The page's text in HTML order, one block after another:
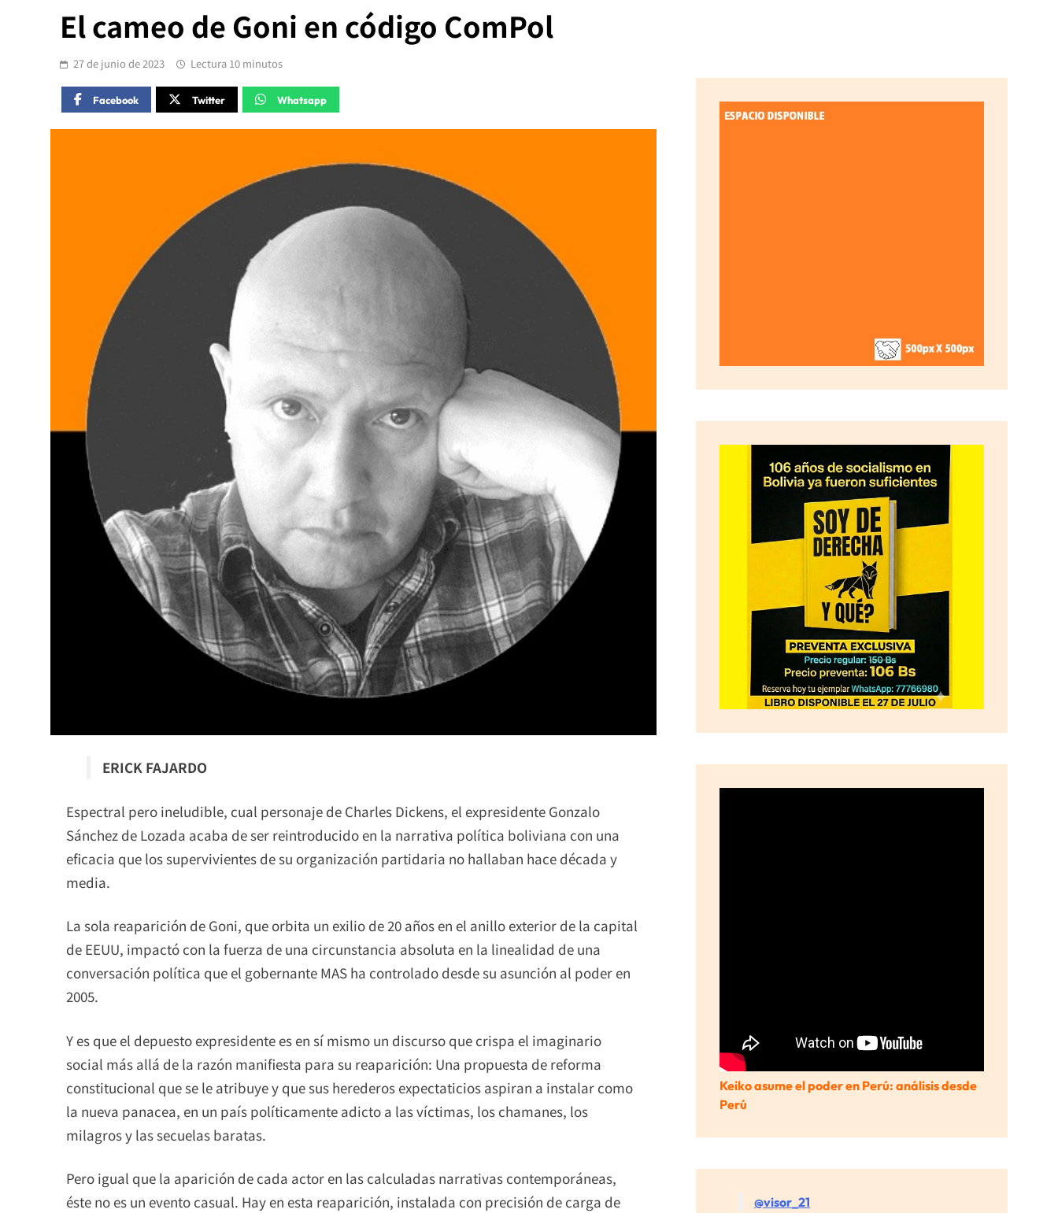
El cameo de Goni en código ComPol
27 de junio de 2023 Lectura 10 minutos
Facebook Twitter Whatsapp
ERICK FAJARDO
Espectral pero ineludible, cual personaje de Charles Dickens, el expresidente Gonzalo
Sánchez de Lozada acaba de ser reintroducido en la narrativa política boliviana con una
eficacia que los supervivientes de su organización partidaria no hallaban hace década y
media.
La sola reaparición de Goni, que orbita un exilio de 20 años en el anillo exterior de la capital
de EEUU, impactó con la fuerza de una circunstancia absoluta en la linealidad de una
conversación política que el gobernante MAS ha controlado desde su asunción al poder en
2005.
Y es que el depuesto expresidente es en sí mismo un discurso que crispa el imaginario
social más allá de la razón manifiesta para su reaparición: Una propuesta de reforma
constitucional que se le atribuye y que sus herederos expectaticios aspiran a instalar como
la nueva panacea, en un país políticamente adicto a las víctimas, los chamanes, los
milagros y las secuelas baratas.
Pero igual que la aparición de cada actor en las calculadas narrativas contemporáneas,
éste no es un evento casual. Hay en esta reaparición, instalada con precisión de carga de
Keiko asume el poder en Perú: análisis desde
Perú
@visor_21